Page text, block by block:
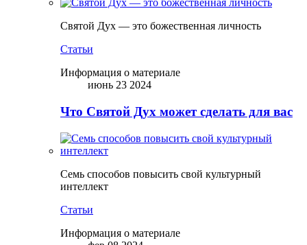
Святой Дух — это божественная личность
Статьи
Информация о материале
июнь 23 2024
Что Святой Дух может сделать для вас
Семь способов повысить свой культурный
интеллект
Статьи
Информация о материале